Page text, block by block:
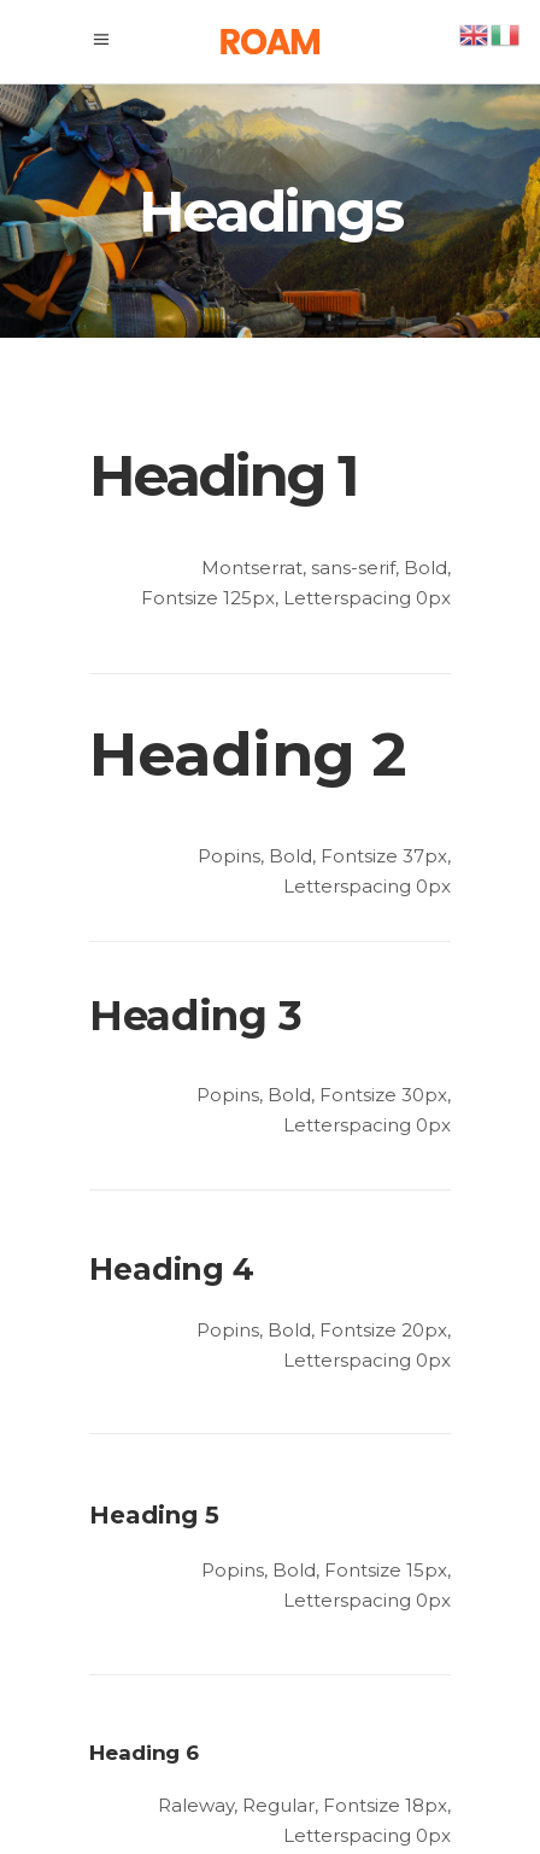
Headings
Heading 1
Montserrat, sans-serif, Bold,
Fontsize 125px, Letterspacing 0px
Heading 2
Popins, Bold, Fontsize 37px,
Letterspacing 0px
Heading 3
Popins, Bold, Fontsize 30px,
Letterspacing 0px
Heading 4
Popins, Bold, Fontsize 20px,
Letterspacing 0px
Heading 5
Popins, Bold, Fontsize 15px,
Letterspacing 0px
Heading 6
Raleway, Regular, Fontsize 18px,
Letterspacing 0px